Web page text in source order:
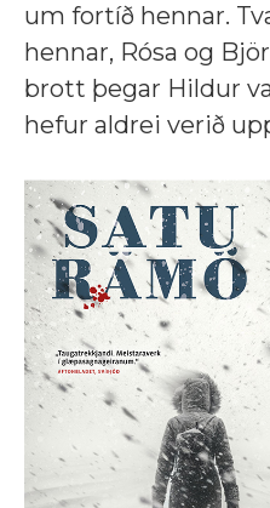
um fortíð hennar.
hennar, Rósa og
brott þegar Hildur
hefur aldrei verið